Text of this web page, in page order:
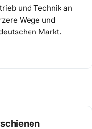
und Technik an
Wege und
Markt.